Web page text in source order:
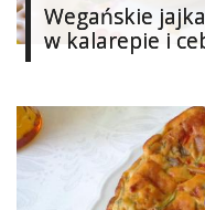
Wegańskie
w kalarepie i